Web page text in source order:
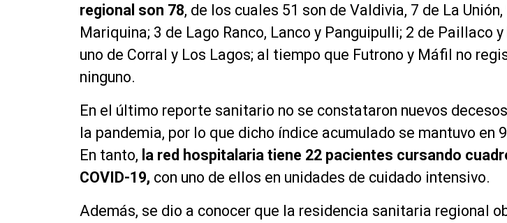
regional son 78, de los cuales 51 son de Valdivia, 7 de La Unión,
Mariquina; 3 de Lago Ranco, Lanco y Panguipulli; 2 de Paillaco y
uno de Corral y Los Lagos; al tiempo que Futrono y Máfil no
ninguno.
En el último reporte sanitario no se constataron nuevos
la pandemia, por lo que dicho índice acumulado se mantuvo en
En tanto, la red hospitalaria tiene 22 pacientes cursando
COVID-19, con uno de ellos en unidades de cuidado intensivo.
Además, se dio a conocer que la residencia sanitaria regional